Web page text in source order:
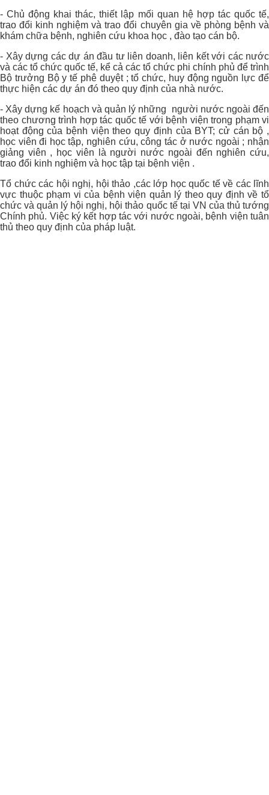
- Chủ động khai thác, thiết lập mối quan hệ hợp tác quốc tế,
trao đổi kinh nghiệm và trao đổi chuyên gia về phòng bệnh và
khám chữa bệnh, nghiên cứu khoa học , đào tạo cán bộ.
- Xây dựng các dự án đầu tư liên doanh, liên kết với các nước
và các tổ chức quốc tế, kể cả các tổ chức phi chính phủ để trình
Bộ trưởng Bộ y tế phê duyệt ; tổ chức, huy động nguồn lực để
thực hiện các dự án đó theo quy định của nhà nước.
- Xây dựng kế hoạch và quản lý những người nước ngoài đến
theo chương trình hợp tác quốc tế với bệnh viện trong phạm vi
hoạt động của bệnh viện theo quy định của BYT; cử cán bộ ,
học viên đi học tập, nghiên cứu, công tác ở nước ngoài ; nhận
giảng viên , học viên là người nước ngoài đến nghiên cứu,
trao đổi kinh nghiệm và học tập tại bệnh viện .
Tổ chức các hội nghị, hội thảo ,các lớp học quốc tế về các lĩnh
vực thuộc phạm vi của bệnh viện quản lý theo quy định về tổ
chức và quản lý hội nghị, hội thảo quốc tế tại VN của thủ tướng
Chính phủ. Việc ký kết hợp tác với nước ngoài, bệnh viện tuân
thủ theo quy định của pháp luật.